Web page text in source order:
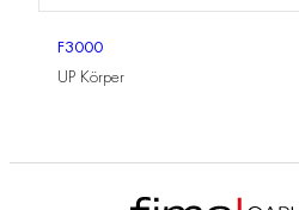
F3000
UP Körper